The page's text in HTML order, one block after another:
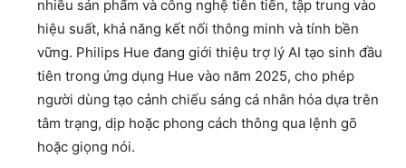
nhiều sản phẩm và công nghệ tiên tiến, tập trung vào
hiệu suất, khả năng kết nối thông minh và tính bền
vững. Philips Hue đang giới thiệu trợ lý AI tạo sinh đầu
tiên trong ứng dụng Hue vào năm 2025, cho phép
người dùng tạo cảnh chiếu sáng cá nhân hóa dựa trên
tâm trạng, dịp hoặc phong cách thông qua lệnh gõ
hoặc giọng nói.